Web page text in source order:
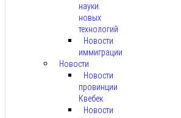
науки.
новых
технологий
Новости
иммиграции
Новости
Новости
провинции
Квебек
Новости